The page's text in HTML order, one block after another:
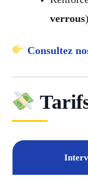
verrous)
Consultez